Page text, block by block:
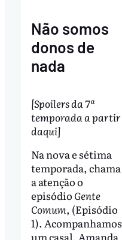
Não somos
donos de
nada
[Spoilers da 7ª
temporada a partir
daqui]
Na nova e sétima
temporada, chama
a atenção o
episódio Gente
Comum, (Episódio
1). Acompanhamos
um casal, Amanda